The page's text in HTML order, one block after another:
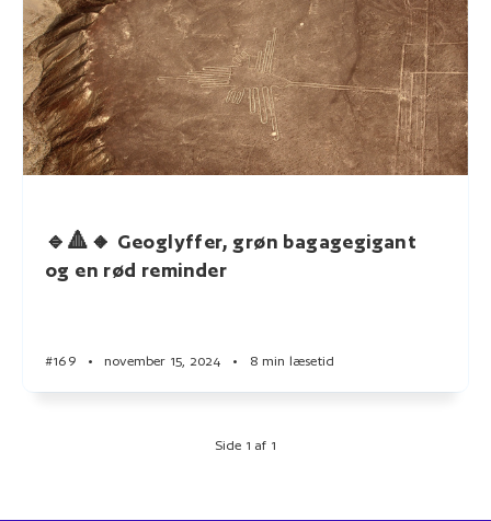
🔹🔺🔸 Geoglyffer, grøn bagagegigant
og en rød reminder
#169 • november 15, 2024 • 8 min læsetid
Side 1 af 1